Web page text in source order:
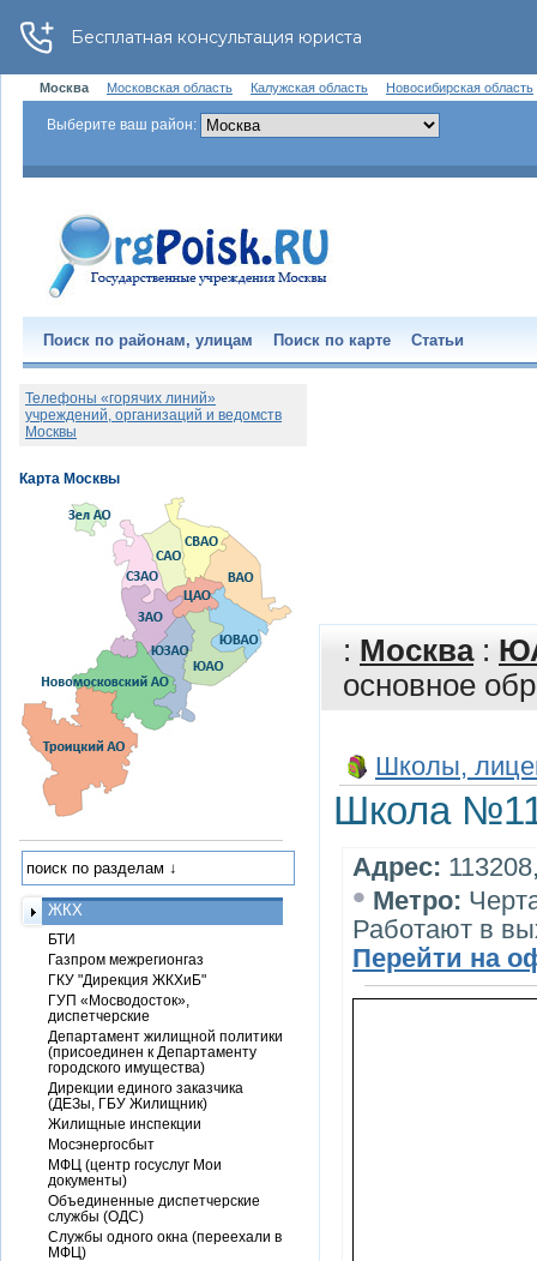
Москва Московская область Калужская область Новосибирская область
Выберите ваш район:
Поиск по районам, улицам Поиск по карте Статьи
: Москва:
основное
Школы,
Школа
Адрес:
• Метро:
Работают в
Перейти на
Телефоны «горячих линий»
учреждений, организаций и ведомств
Москвы
ЖКХ
БТИ
Газпром межрегионгаз
ГКУ "Дирекция ЖКХиБ"
ГУП «Мосводосток»,
диспетчерские
Департамент жилищной политики
(присоединен к Департаменту
городского имущества)
Дирекции единого заказчика
(ДЕЗы, ГБУ Жилищник)
Жилищные инспекции
Мосэнергосбыт
МФЦ (центр госуслуг Мои
документы)
Объединенные диспетчерские
службы (ОДС)
Службы одного окна (переехали в
МФЦ)